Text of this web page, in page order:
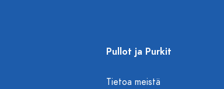
Pullot ja Purkit
Tietoa meistä